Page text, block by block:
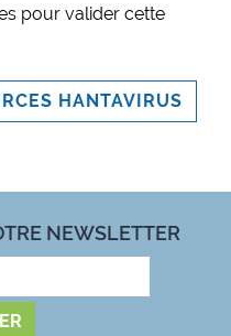
pour valider cette
HANTAVIRUS
NEWSLETTER